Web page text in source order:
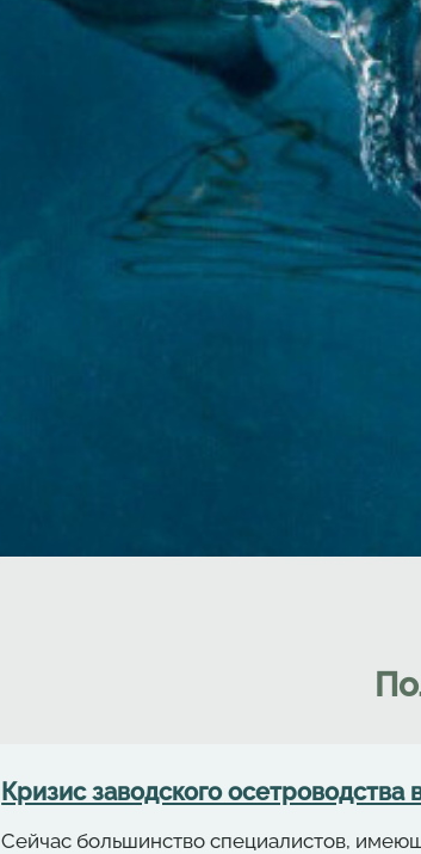
Кризис заводского
Сейчас большинство специалистов,